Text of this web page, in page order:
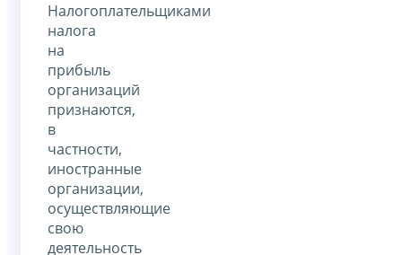
Налогоплательщиками
налога
на
прибыль
организаций
признаются,
в
частности,
иностранные
организации,
осуществляющие
свою
деятельность